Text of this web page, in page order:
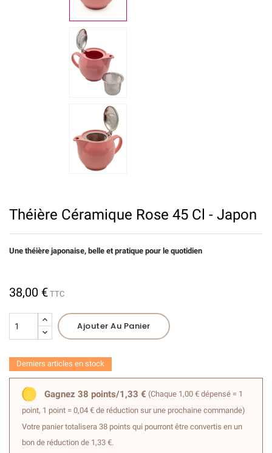
Théière Céramique Rose 45 Cl - Japon
Une théière japonaise, belle et pratique pour le quotidien
38,00 € TTC
Ajouter Au Panier
Derniers articles en stock
Gagnez 38 points/1,33 € (Chaque 1,00 € dépensé = 1
point, 1 point = 0,04 € de réduction sur une prochaine commande)
Votre panier totalisera 38 points qui pourront être convertis en un
bon de réduction de 1,33 €.